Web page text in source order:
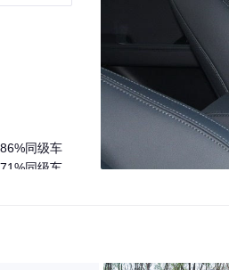
同级车
同级车